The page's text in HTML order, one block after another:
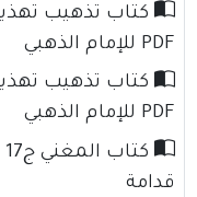
PDF للإمام الذهبي
PDF للإمام الذهبي
قدامة